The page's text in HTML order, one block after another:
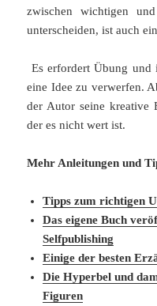
zwischen wichtigen
unterscheiden, ist auch
Es erfordert Übung
eine Idee zu verwerfen.
der Autor seine kreative
der es nicht wert ist.
Mehr Anleitungen und
Tipps zum richtigen
Das eigene Buch
Selfpublishing
Einige der besten
Die Hyperbel und
Figuren